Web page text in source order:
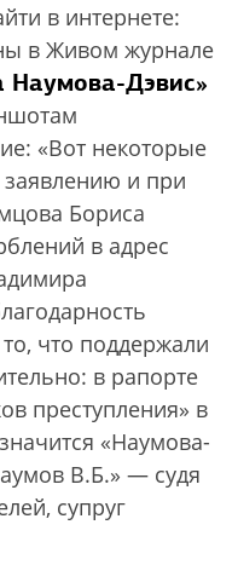
в интернете:
в Живом журнале
Наумова-Дэвис»
«Вот некоторые
и при
Бориса
в адрес
что поддержали
в рапорте
преступления» в
«Наумова-
В.Б.» — судя
супруг